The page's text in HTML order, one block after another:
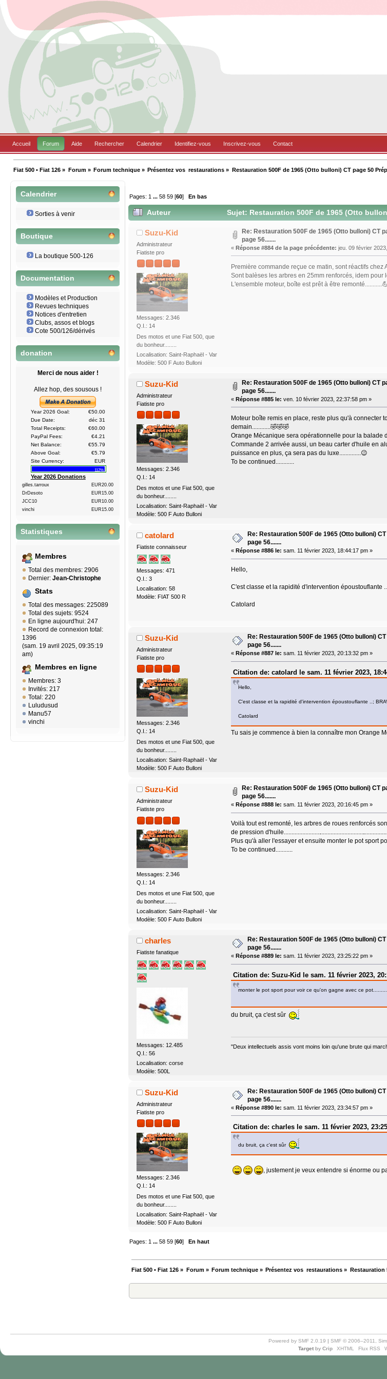
Accueil Forum Aide Rechercher Calendrier Identifiez-vous Inscrivez-vous Contact
Fiat 500 • Fiat 126 » Forum» Forum technique» Présentez vos  restaurations » Restauration 500F de 1965 (Otto bulloni) CT page 50
Calendrier
Sorties à venir
Boutique
La boutique 500-126
Documentation
Modèles et Production
Revues techniques
Notices d'entretien
Clubs, assos et blogs
Cote 500/126/dérivés
donation
Merci de nous aider !
Allez hop, des sousous !
Year 2026 Goal:
€50.00
Due Date:
déc 31
Total Receipts:
€60.00
PayPal Fees:
€4.21
Net Balance:
€55.79
Above Goal:
€5.79
Site Currency:
EUR
112%
Year 2026 Donations
gilles.tarroux
EUR20.00
DrDesoto
EUR15.00
JCC10
EUR10.00
vinchi
EUR15.00
Statistiques
Membres
Total des membres: 2906
Dernier: Jean-Christophe
Stats
Total des messages: 225089
Total des sujets: 9524
En ligne aujourd'hui: 247
Record de connexion total:
1396
(sam. 19 avril 2025, 09:35:19
am)
Membres en ligne
Membres: 3
Invités: 217
Total: 220
Luludusud
Manu57
vinchi
Pages: 1 ...58 59 [60] En bas
Auteur Sujet: Restauration 500F de 1965 (Otto
Suzu-Kid
Administrateur
Fiatiste pro
Messages: 2.346
Q.I.: 14
Des motos et une Fiat 500, que
du bonheur........
Localisation: Saint-Raphaël - Var
Modèle: 500 F Auto Bulloni
Re: Restauration 500F de 1965 (Otto bulloni) CT
page 56.......
« Réponse #884 de la page précédente: jeu. 09 février
Première commande reçue ce matin, sont réactifs
Sont balèses les arbres en 25mm renforcés, idem pour
L'ensemble moteur, boîte est prêt à être
Suzu-Kid
Administrateur
Fiatiste pro
Messages: 2.346
Q.I.: 14
Des motos et une Fiat 500, que
du bonheur........
Localisation: Saint-Raphaël - Var
Modèle: 500 F Auto Bulloni
Re: Restauration 500F de 1965 (Otto bulloni) CT
page 56.......
« Réponse #885 le: ven. 10 février 2023, 22:37:58 pm »
Moteur boîte remis en place, reste plus qu'à connecter
demain............🤣🤣🤣
Orange Mécanique sera opérationnelle pour la balade
Commande 2 arrivée aussi, un beau carter d'huile en
puissance en plus, ça sera pas du luxe..............😉
To be continued............
catolard
Fiatiste connaisseur
Messages: 471
Q.I.: 3
Localisation: 58
Modèle: FIAT 500 R
Re: Restauration 500F de 1965 (Otto bulloni)
page 56.......
« Réponse #886 le: sam. 11 février 2023, 18:44:17 pm »
Hello,
C'est classe et la rapidité d'intervention époustouflante
Catolard
Suzu-Kid
Administrateur
Fiatiste pro
Messages: 2.346
Q.I.: 14
Des motos et une Fiat 500, que
du bonheur........
Localisation: Saint-Raphaël - Var
Modèle: 500 F Auto Bulloni
Re: Restauration 500F de 1965 (Otto bulloni)
page 56.......
« Réponse #887 le: sam. 11 février 2023, 20:13:32 pm »
Citation de: catolard le sam. 11 février 2023,
Hello,
C'est classe et la rapidité d'intervention époustouflante ..;
Catolard
Tu sais je commence à bien la connaître mon Orange
Suzu-Kid
Administrateur
Fiatiste pro
Messages: 2.346
Q.I.: 14
Des motos et une Fiat 500, que
du bonheur........
Localisation: Saint-Raphaël - Var
Modèle: 500 F Auto Bulloni
Re: Restauration 500F de 1965 (Otto bulloni) CT
page 56.......
« Réponse #888 le: sam. 11 février 2023, 20:16:45 pm »
Voilà tout est remonté, les arbres de roues renforcés
de pression d'huile.....................................................
Plus qu'à aller l'essayer et ensuite monter le pot sport
To be continued...........
charles
Fiatiste fanatique
Messages: 12.485
Q.I.: 56
Localisation: corse
Modèle: 500L
Re: Restauration 500F de 1965 (Otto bulloni)
page 56.......
« Réponse #889 le: sam. 11 février 2023, 23:25:22 pm »
Citation de: Suzu-Kid le sam. 11 février 2023,
monter le pot sport pour voir ce qu'on gagne avec ce
du bruit, ça c'est sûr
"Deux intellectuels assis vont moins loin qu'une brute qui
Suzu-Kid
Administrateur
Fiatiste pro
Messages: 2.346
Q.I.: 14
Des motos et une Fiat 500, que
du bonheur........
Localisation: Saint-Raphaël - Var
Modèle: 500 F Auto Bulloni
Re: Restauration 500F de 1965 (Otto bulloni)
page 56.......
« Réponse #890 le: sam. 11 février 2023, 23:34:57 pm »
Citation de: charles le sam. 11 février 2023,
du bruit, ça c'est sûr
, justement je veux entendre si énorme ou
Pages: 1 ...58 59 [60]En haut
Fiat 500 • Fiat 126 » Forum» Forum technique» Présentez vos  restaurations » Restauration
Powered by SMF 2.0.19 | SMF © 2006–2011,
Target by Crip XHTML Flux RSS